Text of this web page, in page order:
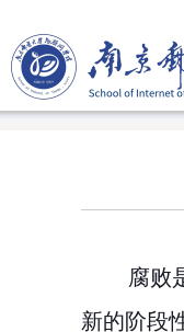
腐败
新的阶段